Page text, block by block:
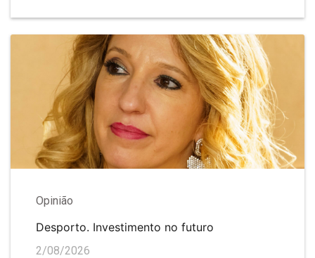
Opinião
Desporto. Investimento no futuro
2/08/2026